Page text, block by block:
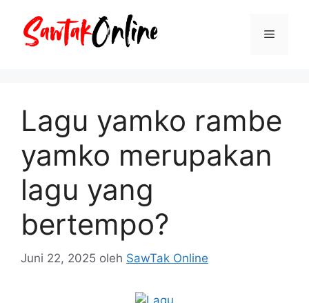
Menu
Lagu yamko rambe
yamko merupakan
lagu yang
bertempo?
Juni 22, 2025 oleh SawTak Online